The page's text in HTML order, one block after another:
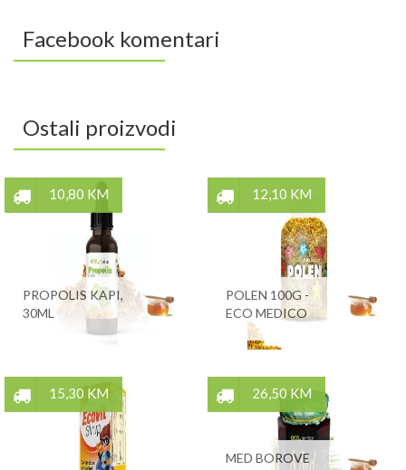
Facebook komentari
Ostali proizvodi
10,80 KM
PROPOLIS KAPI,
30ML
12,10 KM
POLEN 100G -
ECO MEDICO
15,30 KM 26,50 KM
MED BOROVE